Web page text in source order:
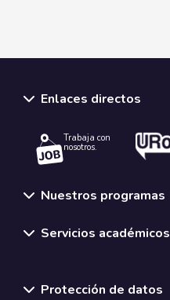
Enlaces directos
Trabaja con
nosotros.
Nuestros programas
Servicios académicos
Protección de datos